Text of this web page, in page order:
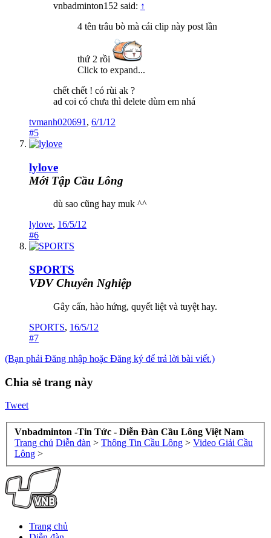
vnbadminton152 said: ↑
4 tên trâu bò mà cái clip này post lần
thứ 2 rồi
Click to expand...
chết chết ! có rùi ak ?
ad coi có chưa thì delete dùm em nhá
tvmanh020691 , 6/1/12
#5
lylove
Mới Tập Cầu Lông
dù sao cũng hay muk ^^
lylove, 16/5/12
#6
SPORTS
VĐV Chuyên Nghiệp
Gây cấn, hào hứng, quyết liệt và tuyệt hay.
SPORTS, 16/5/12
#7
(Bạn phải Đăng nhập hoặc Đăng ký để trả lời bài viết.)
Chia sẻ trang này
Tweet
Vnbadminton -Tin Tức - Diễn Đàn Cầu Lông Việt Nam
Trang chủ Diễn đàn > Thông Tin Cầu Lông > Video Giải Cầu
Lông >
Trang chủ